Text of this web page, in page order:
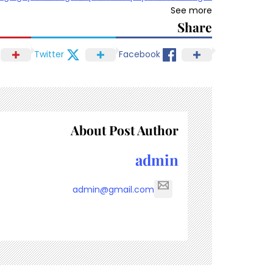
See more
Share
Facebook
Twitter
About Post Author
admin
admin@gmail.com